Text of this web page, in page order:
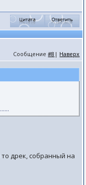
Сообщение#8 | Наверх
дрек, собранный на